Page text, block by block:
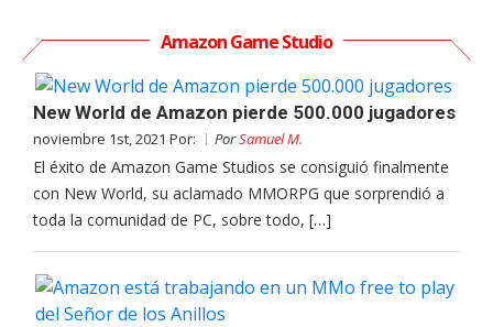
Amazon Game Studio
New World de Amazon pierde 500.000 jugadores
noviembre 1st, 2021 Por: PorSamuel M.
El éxito de Amazon Game Studios se consiguió finalmente
con New World, su aclamado MMORPG que sorprendió a
toda la comunidad de PC, sobre todo, […]